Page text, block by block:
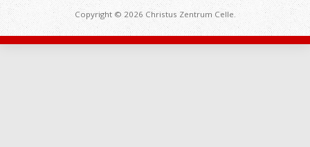
Copyright © 2026 Christus Zentrum Celle.